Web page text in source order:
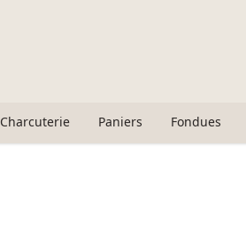
Charcuterie Paniers Fondues